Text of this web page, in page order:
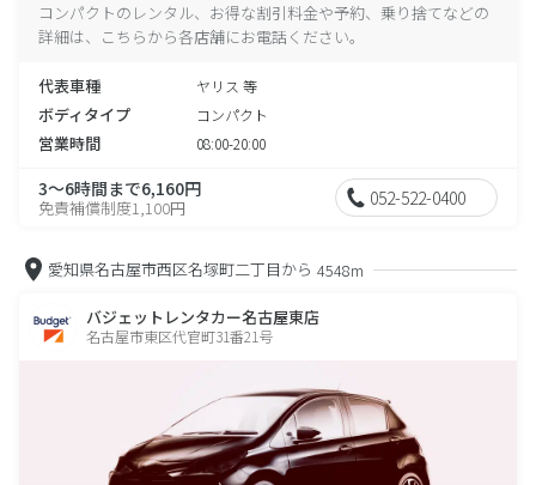
コンパクトのレンタル、お得な割引料金や予約、乗り捨てなどの
詳細は、こちらから各店舗にお電話ください。
代表車種 ヤリス 等
ボディタイプ コンパクト
営業時間 08:00-20:00
3～6時間まで6,160円
免責補償制度1,100円 052-522-0400
愛知県名古屋市西区名塚町二丁目から 4548m
バジェットレンタカー名古屋東店
名古屋市東区代官町31番21号